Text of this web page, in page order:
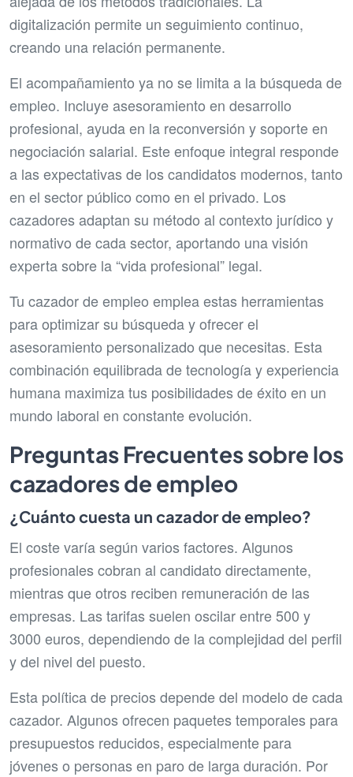
digitalización permite un seguimiento continuo,
creando una relación permanente.
El acompañamiento ya no se limita a la búsqueda de
empleo. Incluye asesoramiento en desarrollo
profesional, ayuda en la reconversión y soporte en
negociación salarial. Este enfoque integral responde
a las expectativas de los candidatos modernos, tanto
en el sector público como en el privado. Los
cazadores adaptan su método al contexto jurídico y
normativo de cada sector, aportando una visión
experta sobre la “vida profesional” legal.
Tu cazador de empleo emplea estas herramientas
para optimizar su búsqueda y ofrecer el
asesoramiento personalizado que necesitas. Esta
combinación equilibrada de tecnología y experiencia
humana maximiza tus posibilidades de éxito en un
mundo laboral en constante evolución.
Preguntas Frecuentes sobre los
cazadores de empleo
¿Cuánto cuesta un cazador de empleo?
El coste varía según varios factores. Algunos
profesionales cobran al candidato directamente,
mientras que otros reciben remuneración de las
empresas. Las tarifas suelen oscilar entre 500 y
3000 euros, dependiendo de la complejidad del perfil
y del nivel del puesto.
Esta política de precios depende del modelo de cada
cazador. Algunos ofrecen paquetes temporales para
presupuestos reducidos, especialmente para
jóvenes o personas en paro de larga duración. Por